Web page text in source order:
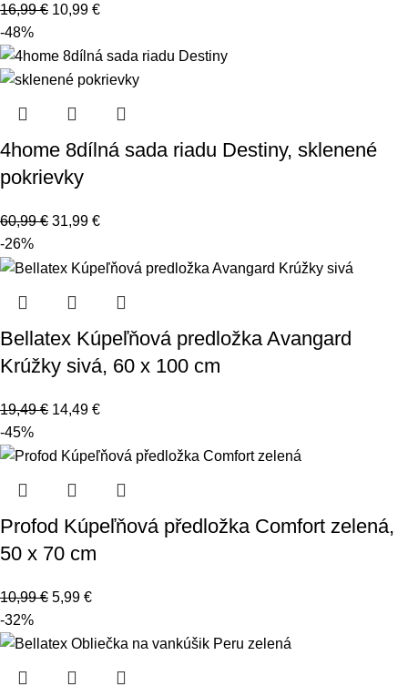
16,99€ 10,99 €
-48%
4home 8dílná sada riadu Destiny, sklenené
pokrievky
60,99€ 31,99 €
-26%
Bellatex Kúpeľňová predložka Avangard
Krúžky sivá, 60 x 100 cm
19,49€ 14,49 €
-45%
Profod Kúpeľňová předložka Comfort zelená,
50 x 70 cm
10,99€ 5,99 €
-32%